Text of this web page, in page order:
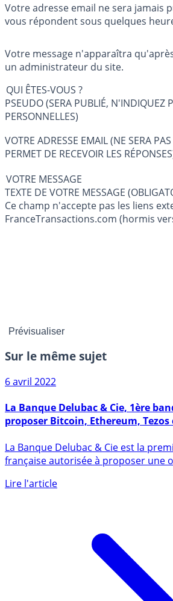
Votre adresse email ne sera jamais
vous répondent sous quelques
Votre message n'apparaîtra
un administrateur du site.
QUI ÊTES-VOUS ?
PSEUDO (SERA PUBLIÉ, N'INDIQUEZ
PERSONNELLES)
VOTRE ADRESSE EMAIL (NE SERA
PERMET DE RECEVOIR LES
VOTRE MESSAGE
TEXTE DE VOTRE MESSAGE
Ce champ n'accepte pas les liens
FranceTransactions.com (hormis
Sur le même sujet
6 avril 2022
proposer Bitcoin, Ethereum, Tezos
La Banque Delubac & Cie est la
française autorisée à proposer une